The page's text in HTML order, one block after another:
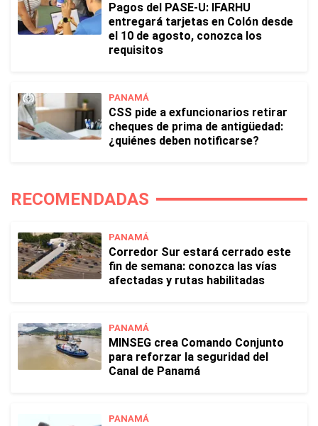
Pagos del PASE-U: IFARHU
entregará tarjetas en Colón desde
el 10 de agosto, conozca los
requisitos
PANAMÁ
CSS pide a exfuncionarios retirar
cheques de prima de antigüedad:
¿quiénes deben notificarse?
RECOMENDADAS
PANAMÁ
Corredor Sur estará cerrado este
fin de semana: conozca las vías
afectadas y rutas habilitadas
PANAMÁ
MINSEG crea Comando Conjunto
para reforzar la seguridad del
Canal de Panamá
PANAMÁ